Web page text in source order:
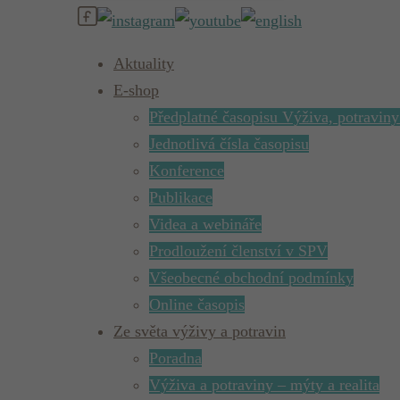
Aktuality
E-shop
Předplatné časopisu Výživa,
Jednotlivá čísla časopisu
Konference
Publikace
Videa a webináře
Prodloužení členství v SPV
Všeobecné obchodní podmínky
Online časopis
Ze světa výživy a potravin
Poradna
Výživa a potraviny – mýty a realita